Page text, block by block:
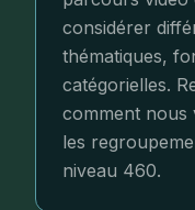
considérer
thématiques,
catégorielles.
comment nous
les
niveau 460.